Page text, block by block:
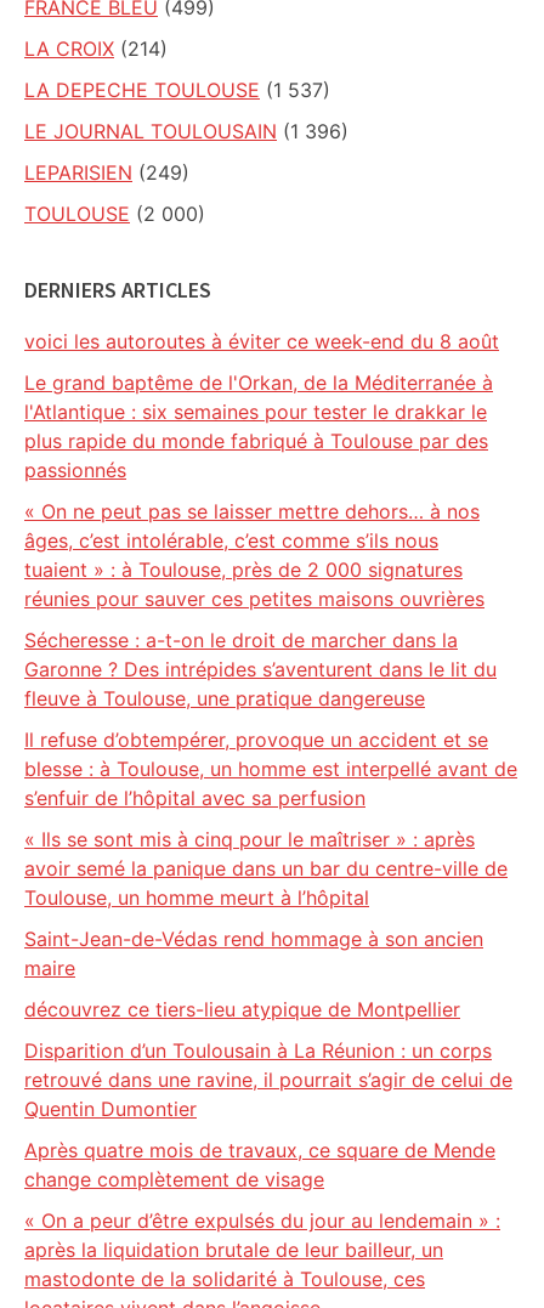
FRANCE BLEU (499)
LA CROIX (214)
LA DEPECHE TOULOUSE (1 537)
LE JOURNAL TOULOUSAIN (1 396)
LEPARISIEN (249)
TOULOUSE (2 000)
DERNIERS ARTICLES
voici les autoroutes à éviter ce week-end du 8 août
Le grand baptême de l'Orkan, de la Méditerranée à
l'Atlantique : six semaines pour tester le drakkar le
plus rapide du monde fabriqué à Toulouse par des
passionnés
« On ne peut pas se laisser mettre dehors… à nos
âges, c’est intolérable, c’est comme s’ils nous
tuaient » : à Toulouse, près de 2 000 signatures
réunies pour sauver ces petites maisons ouvrières
Sécheresse : a-t-on le droit de marcher dans la
Garonne ? Des intrépides s’aventurent dans le lit du
fleuve à Toulouse, une pratique dangereuse
Il refuse d’obtempérer, provoque un accident et se
blesse : à Toulouse, un homme est interpellé avant de
s’enfuir de l’hôpital avec sa perfusion
« Ils se sont mis à cinq pour le maîtriser » : après
avoir semé la panique dans un bar du centre-ville de
Toulouse, un homme meurt à l’hôpital
Saint-Jean-de-Védas rend hommage à son ancien
maire
découvrez ce tiers-lieu atypique de Montpellier
Disparition d’un Toulousain à La Réunion : un corps
retrouvé dans une ravine, il pourrait s’agir de celui de
Quentin Dumontier
Après quatre mois de travaux, ce square de Mende
change complètement de visage
« On a peur d’être expulsés du jour au lendemain » :
après la liquidation brutale de leur bailleur, un
mastodonte de la solidarité à Toulouse, ces